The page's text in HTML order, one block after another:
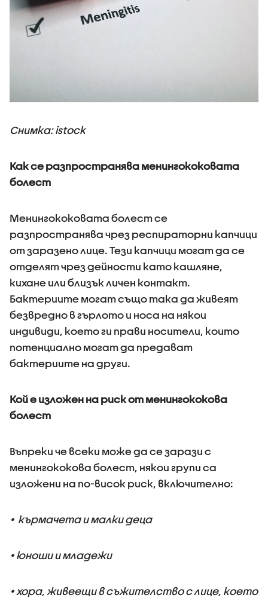
Снимка: istock
Как се разпространява менингококовата
болест
Менингококовата болест се
разпространява чрез респираторни капчици
от заразено лице. Тези капчици могат да се
отделят чрез дейности като кашляне,
кихане или близък личен контакт.
Бактериите могат също така да живеят
безвредно в гърлото и носа на някои
индивиди, което ги прави носители, които
потенциално могат да предават
бактериите на други.
Кой е изложен на риск от менингококова
болест
Въпреки че всеки може да се зарази с
менингококова болест, някои групи са
изложени на по-висок риск, включително:
• кърмачета и малки деца
• юноши и младежи
• хора, живеещи в съжителство с лице, което